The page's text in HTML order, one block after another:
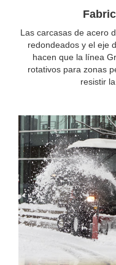
Las carcasas de acero
redondeados y el eje
hacen que la línea
rotativos para zonas
resistir